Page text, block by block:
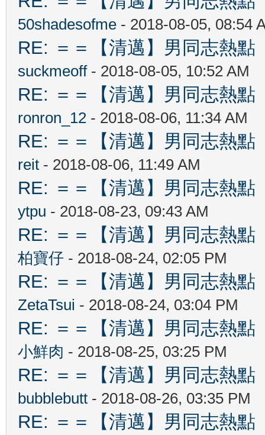
50shadesofme - 2018-08-05, 08:54
RE: ＝＝【清邁】男同志熱
suckmeoff- 2018-08-05, 10:52 AM
RE: ＝＝【清邁】男同志熱
ronron_12 - 2018-08-06, 11:34 AM
RE: ＝＝【清邁】男同志熱
reit - 2018-08-06, 11:49 AM
RE: ＝＝【清邁】男同志熱
ytpu - 2018-08-23, 09:43 AM
RE: ＝＝【清邁】男同志熱
柏寶仔 - 2018-08-24, 02:05 PM
RE: ＝＝【清邁】男同志熱
ZetaTsui - 2018-08-24, 03:04 PM
RE: ＝＝【清邁】男同志熱
小鮮肉 - 2018-08-25, 03:25 PM
RE: ＝＝【清邁】男同志熱
bubblebutt - 2018-08-26, 03:35 PM
RE: ＝＝【清邁】男同志熱